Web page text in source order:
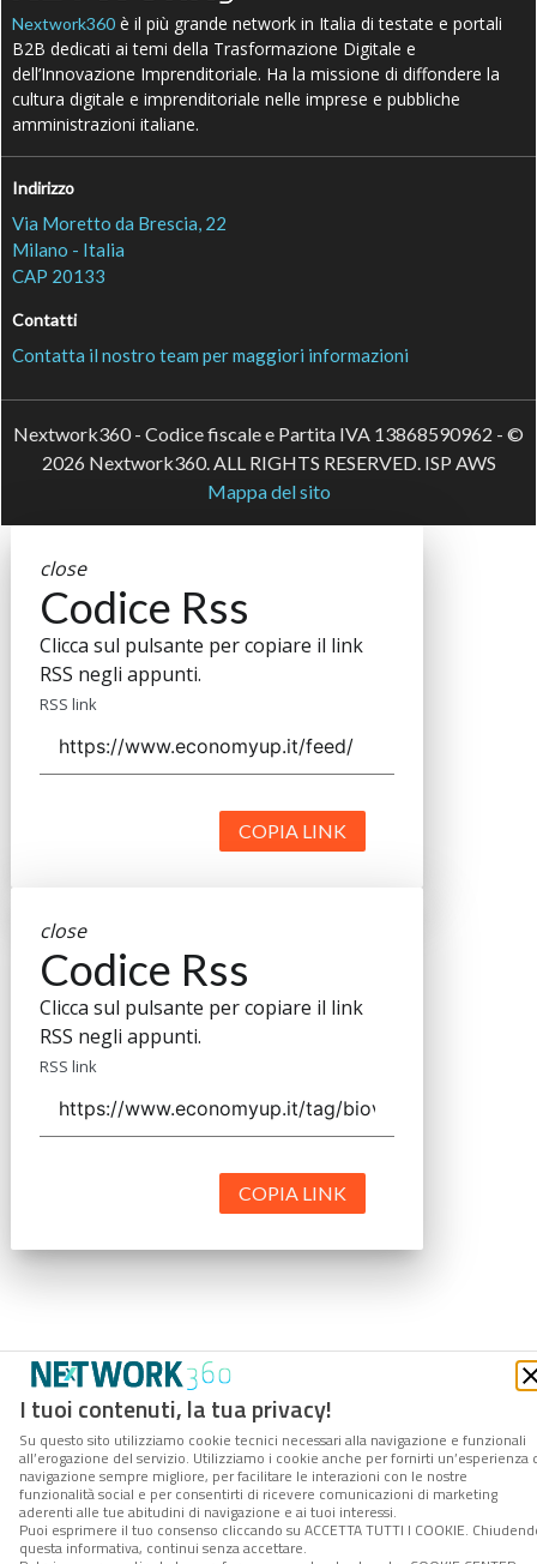
I tuoi contenuti, la tua privacy!
Su questo sito utilizziamo cookie tecnici necessari alla navigazione e funzionali
all’erogazione del servizio. Utilizziamo i cookie anche per fornirti un’esperienza
navigazione sempre migliore, per facilitare le interazioni con le nostre
funzionalità social e per consentirti di ricevere comunicazioni di marketing
aderenti alle tue abitudini di navigazione e ai tuoi interessi.
Puoi esprimere il tuo consenso cliccando su ACCETTA TUTTI I COOKIE.
questa informativa, continui senza accettare.
Nextwork360 è il più grande network in Italia di testate e portali
B2B dedicati ai temi della Trasformazione Digitale e
dell’Innovazione Imprenditoriale. Ha la missione di diffondere la
cultura digitale e imprenditoriale nelle imprese e pubbliche
amministrazioni italiane.
Indirizzo
Via Moretto da Brescia, 22
Milano - Italia
CAP 20133
Contatti
Contatta il nostro team per maggiori informazioni
Nextwork360 - Codice fiscale e Partita IVA 13868590962 - ©
2026 Nextwork360. ALL RIGHTS RESERVED. ISP AWS
Mappa del sito
close
Codice Rss
Clicca sul pulsante per copiare il link
RSS negli appunti.
RSS link
COPIA LINK
close
Codice Rss
Clicca sul pulsante per copiare il link
RSS negli appunti.
RSS link
COPIA LINK